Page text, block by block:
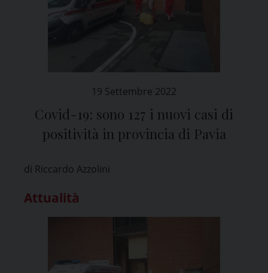
19 Settembre 2022
Covid-19: sono 127 i nuovi casi di
positività in provincia di Pavia
di Riccardo Azzolini
Attualità